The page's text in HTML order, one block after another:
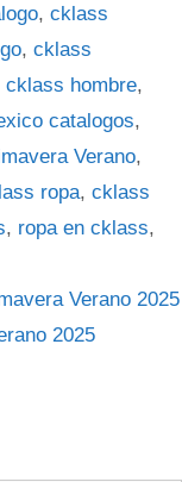
, cklass
, cklass
cklass hombre,
catalogos,
Verano,
ropa, cklass
, ropa en cklass,
Verano 2025
2025